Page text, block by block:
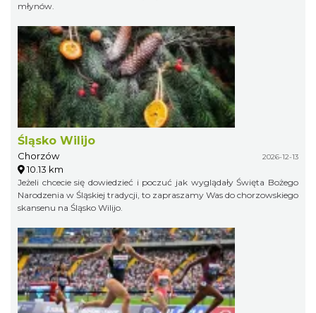
młynów.
Śląsko Wilijo
Chorzów 2026-12-13
10.13 km
Jeżeli chcecie się dowiedzieć i poczuć jak wyglądały Święta Bożego
Narodzenia w Śląskiej tradycji, to zapraszamy Was do chorzowskiego
skansenu na Śląsko Wilijo.